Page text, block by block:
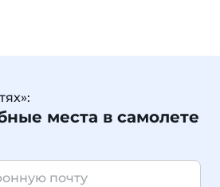
места в самолете